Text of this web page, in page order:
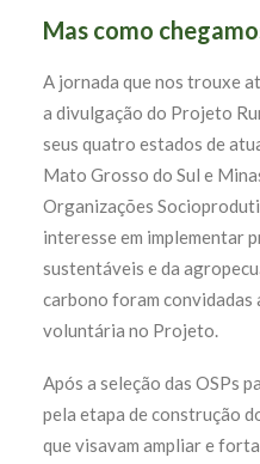
Mas como
A jornada que nos trouxe
a divulgação do Projeto
seus quatro estados de
Mato Grosso do Sul e
Organizações
interesse em implementar
sustentáveis e da
carbono foram convidadas
voluntária no Projeto.
Após a seleção das OSPs
pela etapa de construção
que visavam ampliar e